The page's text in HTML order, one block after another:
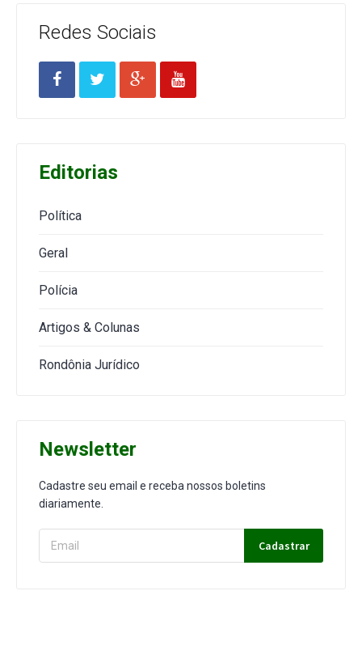
Redes Sociais
Editorias
Política
Geral
Polícia
Artigos & Colunas
Rondônia Jurídico
Newsletter
Cadastre seu email e receba nossos boletins
diariamente.
Cadastrar